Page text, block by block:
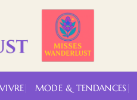
MODE & TENDANCES